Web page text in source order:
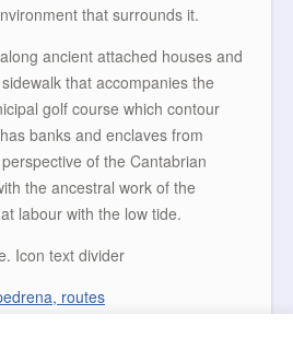
that surrounds it.
ancient attached houses and
that accompanies the
golf course which contour
banks and enclaves from
of the Cantabrian
the ancestral work of the
labour with the low tide.